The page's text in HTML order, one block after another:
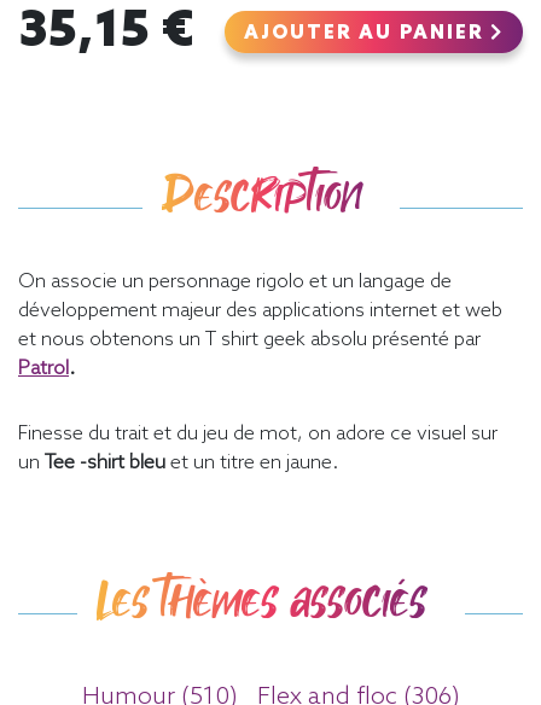
35,15 € AJOUTER AU PANIER
Description
On associe un personnage rigolo et un langage de
développement majeur des applications internet et web
et nous obtenons un T shirt geek absolu présenté par
Patrol.
Finesse du trait et du jeu de mot, on adore ce visuel sur
un Tee -shirt bleu et un titre en jaune.
Les thèmes associés
Humour (510) Flex and floc (306)